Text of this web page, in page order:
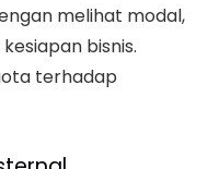
melihat modal,
bisnis.
terhadap